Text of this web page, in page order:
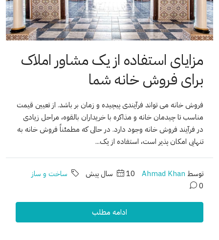
مزایای استفاده از یک مشاور املاک
برای فروش خانه شما
فروش خانه می تواند فرآیندی پیچیده و زمان بر باشد. از تعیین قیمت
مناسب تا چیدمان خانه و مذاکره با خریداران بالقوه، مراحل زیادی
در فرآیند فروش خانه وجود دارد. در حالی که مطمئناً فروش خانه به
تنهایی امکان پذیر است، استفاده از یک...
توسط Ahmad Khan 10 سال پیش
ساخت و ساز
0
ادامه مطلب